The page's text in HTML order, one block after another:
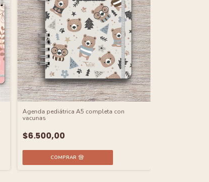
Agenda pediátrica A5 completa con
vacunas
$6.500,00